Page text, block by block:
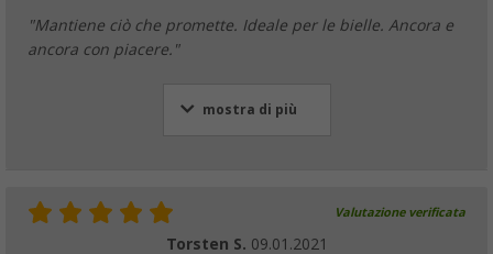
"Mantiene ciò che promette. Ideale per le bielle. Ancora e
ancora con piacere."
mostra di più
Valutazione verificata
Torsten S. 09.01.2021